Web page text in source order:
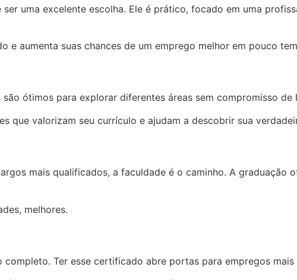
uma excelente escolha. Ele é prático, focado em uma
e aumenta suas chances de um emprego melhor em pouco
ótimos para explorar diferentes áreas sem compromisso de
que valorizam seu currículo e ajudam a descobrir sua
mais qualificados, a faculdade é o caminho. A graduação
melhores.
Ter esse certificado abre portas para empregos